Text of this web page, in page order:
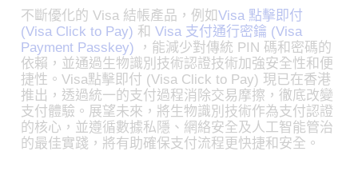
不斷優化的 Visa 結帳產品，例如Visa 點擊即付
(Visa Click to Pay) 和Visa 支付通行密鑰 (Visa
Payment Passkey) ，能減少對傳統 PIN 碼和密碼的
依賴，並通過生物識別技術認證技術加強安全性和便
捷性。Visa點擊即付 (Visa Click to Pay) 現已在香港
推出，透過統一的支付過程消除交易摩擦，徹底改變
支付體驗。展望未來，將生物識別技術作為支付認證
的核心，並遵循數據私隱、網絡安全及人工智能管治
的最佳實踐，將有助確保支付流程更快捷和安全。